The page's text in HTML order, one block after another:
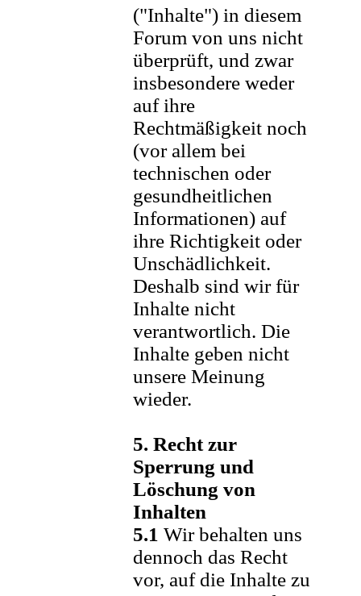
("Inhalte") in diesem
Forum von uns nicht
überprüft, und zwar
insbesondere weder
auf ihre
Rechtmäßigkeit noch
(vor allem bei
technischen oder
gesundheitlichen
Informationen) auf
ihre Richtigkeit oder
Unschädlichkeit.
Deshalb sind wir für
Inhalte nicht
verantwortlich. Die
Inhalte geben nicht
unsere Meinung
wieder.
5. Recht zur
Sperrung und
Löschung von
Inhalten
5.1 Wir behalten uns
dennoch das Recht
vor, auf die Inhalte zu